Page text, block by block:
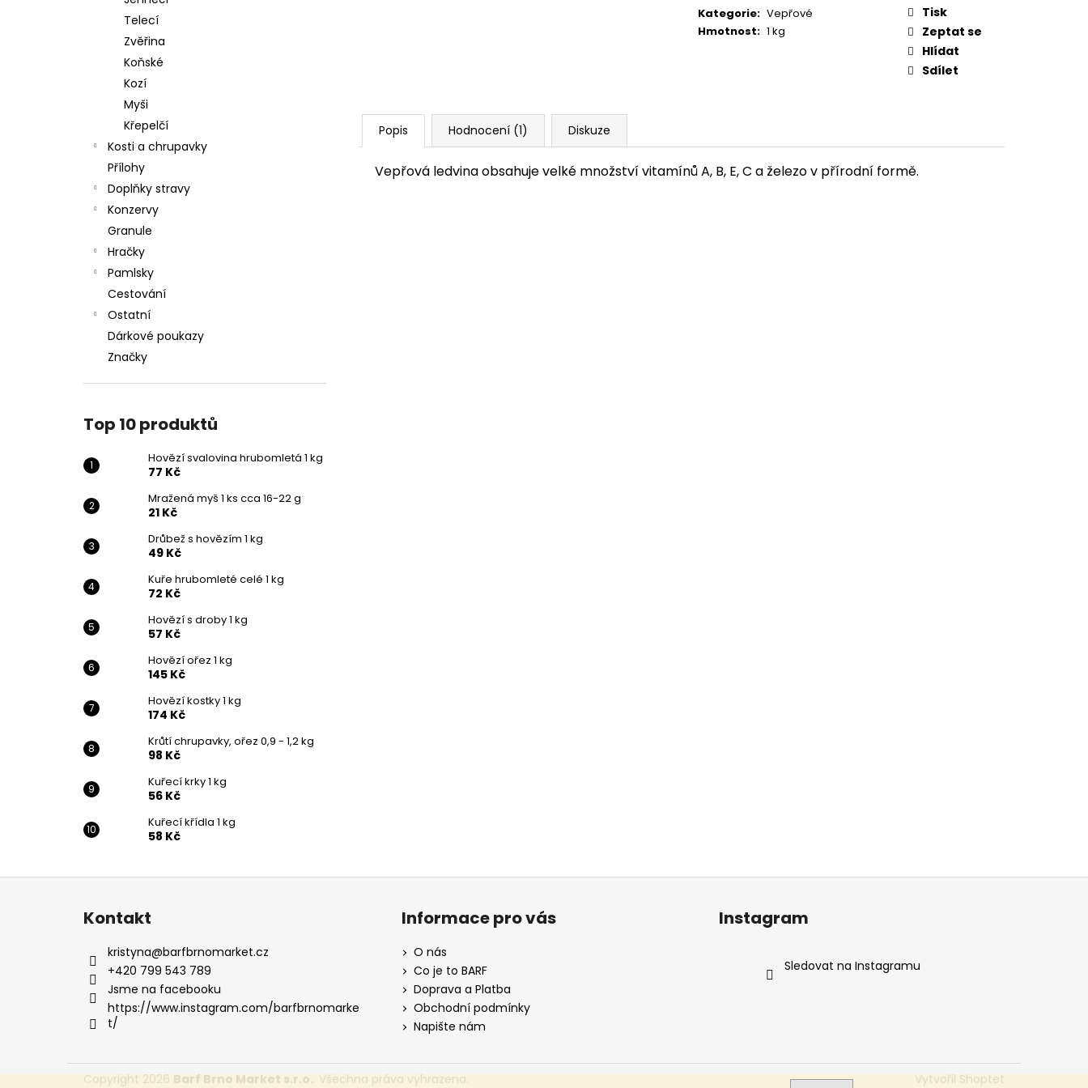
Telecí
Zvěřina
Koňské
Kozí
Myši
Křepelčí
Kosti a chrupavky
Přílohy
Doplňky stravy
Konzervy
Granule
Hračky
Pamlsky
Cestování
Ostatní
Dárkové poukazy
Značky
Top 10 produktů
Hovězí svalovina hrubomletá 1 kg
77 Kč
Mražená myš 1 ks cca 16-22 g
21 Kč
Drůbež s hovězím 1 kg
49 Kč
Kuře hrubomleté celé 1 kg
72 Kč
Hovězí s droby 1 kg
57 Kč
Hovězí ořez 1 kg
145 Kč
Hovězí kostky 1 kg
174 Kč
Krůtí chrupavky, ořez 0,9 - 1,2 kg
98 Kč
Kuřecí krky 1 kg
56 Kč
Kuřecí křídla 1 kg
58 Kč
Kategorie: Vepřové
Hmotnost: 1 kg
Tisk
Zeptat se
Hlídat
Sdílet
Popis Hodnocení (1) Diskuze
Vepřová ledvina obsahuje velké množství vitamínů A, B, E, C a železo v přírodní formě.
HOVĚZÍ SVALOVINA HRUBOMLETÁ 1 KG
Z
Kontakt
kristyna@barfbrnomarket.cz
+420 799 543 789
Jsme na facebooku
https://www.instagram.com/barfbrnomarke
t/
Informace pro vás
O nás
Co je to BARF
Doprava a Platba
Obchodní podmínky
Napište nám
Instagram
Sledovat na Instagramu
Vytvořil Shoptet
Copyright 2026Barf Brno Market s.r.o.. Všechna práva vyhrazena.